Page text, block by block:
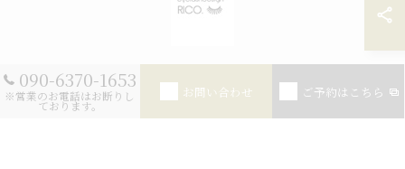
090-6370-1653
※営業のお電話はお断りし
ております。
お問い合わせ ご予約はこちら
© 2026 まつ毛パーマなら宮崎にあるeyelash design RICO. ALL RIGHTS
RESERVED.